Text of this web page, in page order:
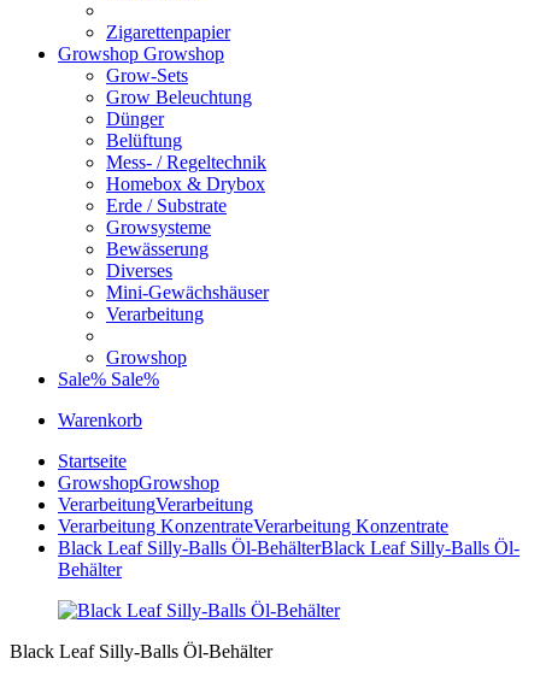
Zigarettenpapier
Growshop Growshop
Grow-Sets
Grow Beleuchtung
Dünger
Belüftung
Mess- / Regeltechnik
Homebox & Drybox
Erde / Substrate
Growsysteme
Bewässerung
Diverses
Mini-Gewächshäuser
Verarbeitung
Growshop
Sale% Sale%
Warenkorb
Startseite
GrowshopGrowshop
VerarbeitungVerarbeitung
Verarbeitung KonzentrateVerarbeitung Konzentrate
Black Leaf Silly-Balls Öl-BehälterBlack Leaf Silly-Balls Öl-
Behälter
Black Leaf Silly-Balls Öl-Behälter